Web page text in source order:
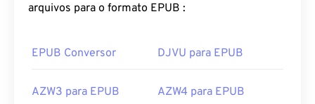
arquivos para o formato EPUB :
EPUB Conversor DJVU para EPUB
AZW3 para EPUB AZW4 para EPUB